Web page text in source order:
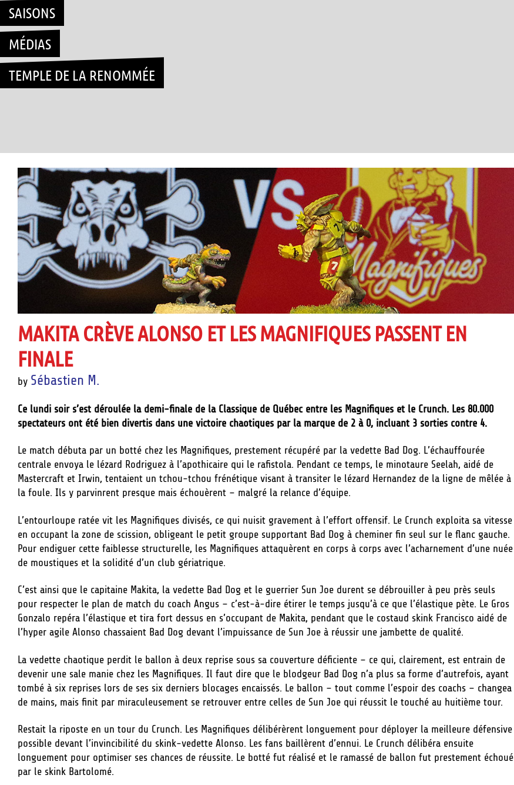
SAISONS
MÉDIAS
TEMPLE DE LA RENOMMÉE
MAKITA CRÈVE ALONSO ET LES MAGNIFIQUES PASSENT EN
FINALE
by Sébastien M.
Ce lundi soir s’est déroulée la demi-finale de la Classique de Québec entre les Magnifiques et le Crunch. Les 80.000
spectateurs ont été bien divertis dans une victoire chaotiques par la marque de 2 à 0, incluant 3 sorties contre 4.
Le match débuta par un botté chez les Magnifiques, prestement récupéré par la vedette Bad Dog. L’échauffourée
centrale envoya le lézard Rodriguez à l’apothicaire qui le rafistola. Pendant ce temps, le minotaure Seelah, aidé de
Mastercraft et Irwin, tentaient un tchou-tchou frénétique visant à transiter le lézard Hernandez de la ligne de mêlée à
la foule. Ils y parvinrent presque mais échouèrent – malgré la relance d’équipe.
L’entourloupe ratée vit les Magnifiques divisés, ce qui nuisit gravement à l’effort offensif. Le Crunch exploita sa vitesse
en occupant la zone de scission, obligeant le petit groupe supportant Bad Dog à cheminer fin seul sur le flanc gauche.
Pour endiguer cette faiblesse structurelle, les Magnifiques attaquèrent en corps à corps avec l’acharnement d’une nuée
de moustiques et la solidité d’un club gériatrique.
C’est ainsi que le capitaine Makita, la vedette Bad Dog et le guerrier Sun Joe durent se débrouiller à peu près seuls
pour respecter le plan de match du coach Angus – c’est-à-dire étirer le temps jusqu’à ce que l’élastique pète. Le Gros
Gonzalo repéra l’élastique et tira fort dessus en s’occupant de Makita, pendant que le costaud skink Francisco aidé de
l’hyper agile Alonso chassaient Bad Dog devant l’impuissance de Sun Joe à réussir une jambette de qualité.
La vedette chaotique perdit le ballon à deux reprise sous sa couverture déficiente – ce qui, clairement, est entrain de
devenir une sale manie chez les Magnifiques. Il faut dire que le blodgeur Bad Dog n’a plus sa forme d’autrefois, ayant
tombé à six reprises lors de ses six derniers blocages encaissés. Le ballon – tout comme l’espoir des coachs – changea
de mains, mais finit par miraculeusement se retrouver entre celles de Sun Joe qui réussit le touché au huitième tour.
Restait la riposte en un tour du Crunch. Les Magnifiques délibérèrent longuement pour déployer la meilleure défensive
possible devant l’invincibilité du skink-vedette Alonso. Les fans baillèrent d’ennui. Le Crunch délibéra ensuite
longuement pour optimiser ses chances de réussite. Le botté fut réalisé et le ramassé de ballon fut prestement échoué
par le skink Bartolomé.